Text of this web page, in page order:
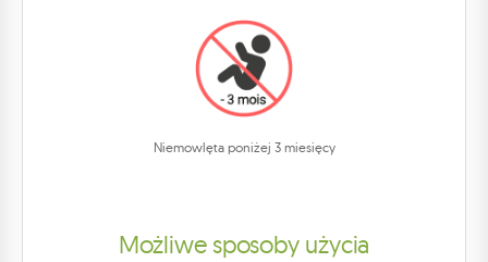
Niemowlęta poniżej 3 miesięcy
Możliwe sposoby użycia